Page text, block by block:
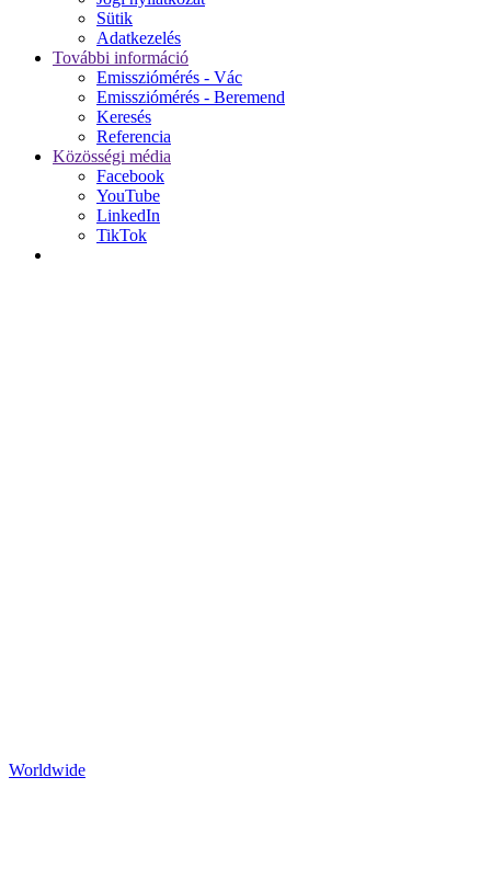
Sütik
Adatkezelés
További információ
Emissziómérés - Vác
Emissziómérés - Beremend
Keresés
Referencia
Közösségi média
Facebook
YouTube
LinkedIn
TikTok
Worldwide